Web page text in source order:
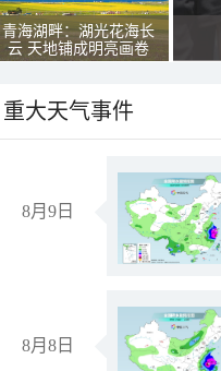
青海湖畔：湖光花海长
云 天地铺成明亮画卷
重大天气事件
8月9日
8月8日